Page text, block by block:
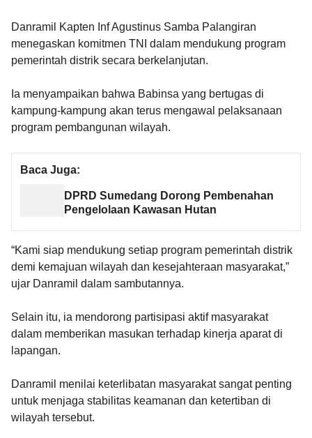
Danramil Kapten Inf Agustinus Samba Palangiran
menegaskan komitmen TNI dalam mendukung program
pemerintah distrik secara berkelanjutan.
Ia menyampaikan bahwa Babinsa yang bertugas di
kampung-kampung akan terus mengawal pelaksanaan
program pembangunan wilayah.
Baca Juga:
DPRD Sumedang Dorong Pembenahan
Pengelolaan Kawasan Hutan
“Kami siap mendukung setiap program pemerintah distrik
demi kemajuan wilayah dan kesejahteraan masyarakat,”
ujar Danramil dalam sambutannya.
Selain itu, ia mendorong partisipasi aktif masyarakat
dalam memberikan masukan terhadap kinerja aparat di
lapangan.
Danramil menilai keterlibatan masyarakat sangat penting
untuk menjaga stabilitas keamanan dan ketertiban di
wilayah tersebut.